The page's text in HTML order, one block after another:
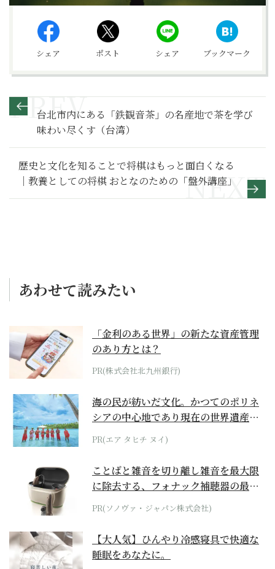
シェア ポスト シェア ブックマーク
台北市内にある「鉄観音茶」の名産地で茶を学び
味わい尽くす（台湾）
歴史と文化を知ることで将棋はもっと面白くなる
｜教養としての将棋 おとなのための「盤外講座」
あわせて読みたい
「金利のある世界」の新たな資産管理
のあり方とは？
PR(株式会社北九州銀行)
海の民が紡いだ文化。かつてのポリネ
シアの中心地であり現在の世界遺産か
らみえてくる...
PR(エア タヒチ ヌイ)
ことばと雑音を切り離し雑音を最大限
に除去する、フォナック補聴器の最上
位モデル
PR(ソノヴァ・ジャパン株式会社)
【大人気】ひんやり冷感寝具で快適な
睡眠をあなたに。